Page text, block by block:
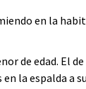
en la
de edad. El de
la espalda a